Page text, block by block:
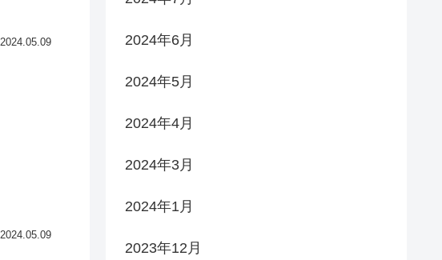
2024.05.09
2024.05.09
2024年6月
2024年5月
2024年4月
2024年3月
2024年1月
2023年12月